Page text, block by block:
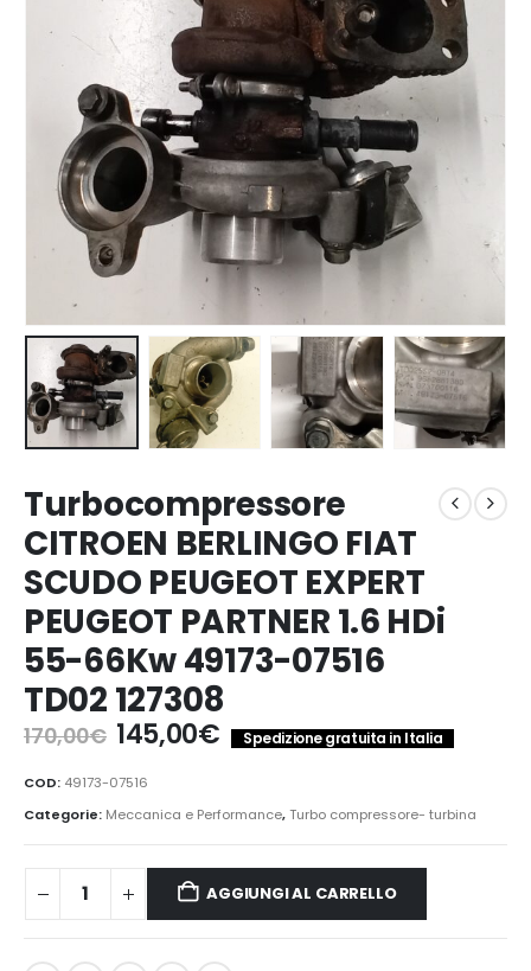
Turbocompressore
CITROEN BERLINGO FIAT
SCUDO PEUGEOT EXPERT
PEUGEOT PARTNER 1.6 HDi
55-66Kw 49173-07516
TD02 127308
170,00€ Il
prezzo
originale
era:
170,00€.
145,00€Il
prezzo
è:
145,00€.
Spedizione gratuita in Italia
COD: 49173-07516
Categorie: Meccanica e Performance,Turbo compressore- turbina
AGGIUNGI AL CARRELLO